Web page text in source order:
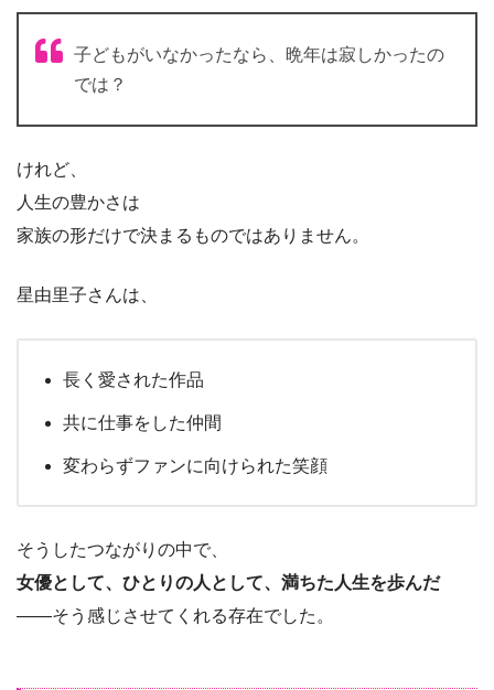
子どもがいなかったなら、晩年は寂しかったの
では？
けれど、
人生の豊かさは
家族の形だけで決まるものではありません。
星由里子さんは、
長く愛された作品
共に仕事をした仲間
変わらずファンに向けられた笑顔
そうしたつながりの中で、
女優として、ひとりの人として、満ちた人生を歩んだ
――そう感じさせてくれる存在でした。